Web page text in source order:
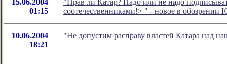
15.06.2004
01:15
"Прав ли Катар? Надо или не надо
соотечественниками!> " - новое в обозрении
10.06.2004
18:21
"Не допустим расправу властей Катара над